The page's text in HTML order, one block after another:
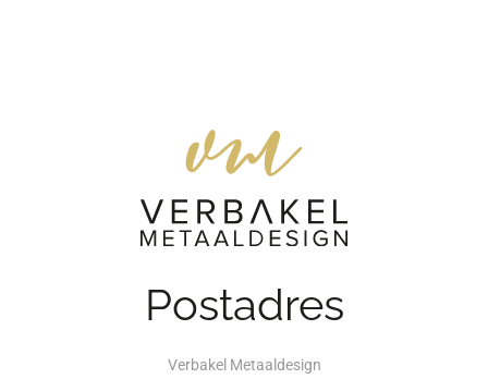
Postadres
Verbakel Metaaldesign